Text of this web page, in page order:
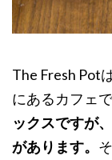
The Fresh Pot
にあるカフェで
ックスですが
があります。